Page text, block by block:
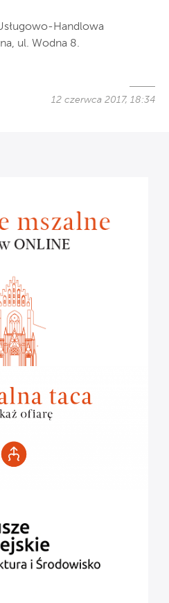
Handlowa
ul. Wodna 8.
12 czerwca 2017, 18:34